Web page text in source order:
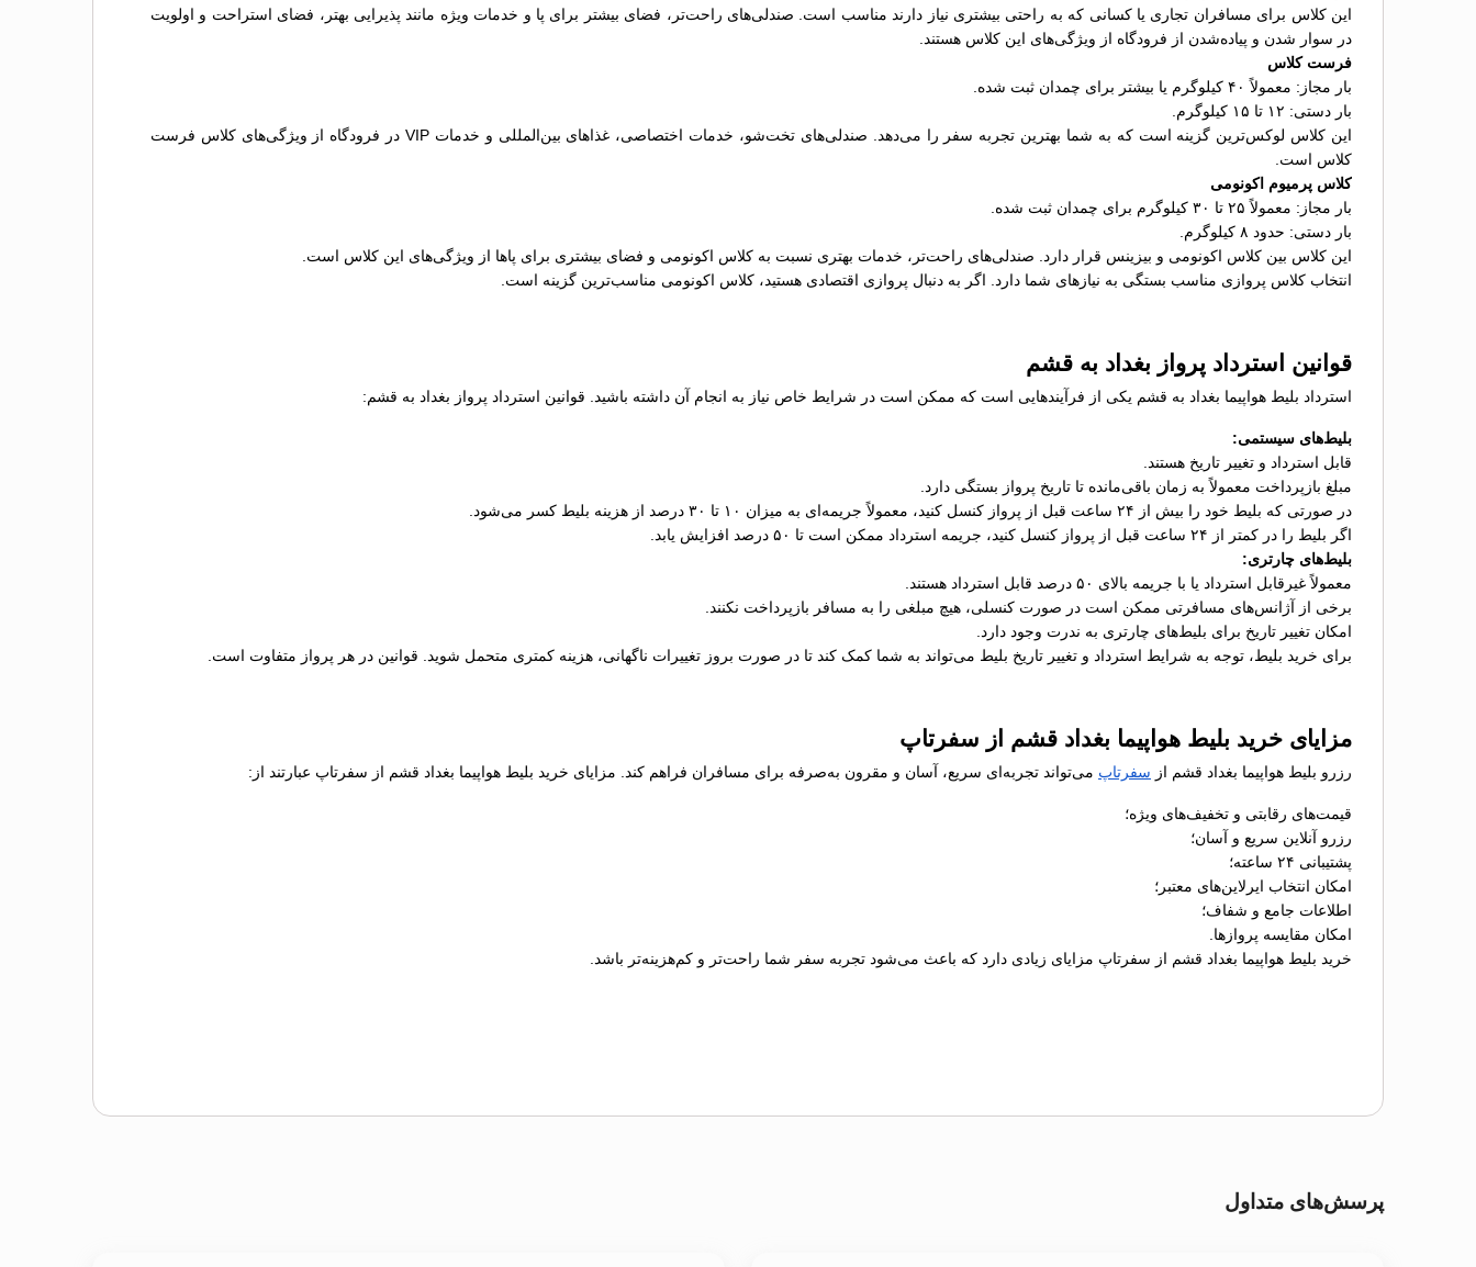
این کلاس برای مسافران تجاری یا کسانی که به راحتی بیشتری نیاز دارند مناسب است. صندلی‌های راحت‌تر، فضای بیشتر برای پا و خدمات ویژه مانند پذیرایی بهتر، فضای استراحت و اولویت
در سوار شدن و پیاده‌شدن از فرودگاه از ویژگی‌های این کلاس هستند.
فرست کلاس
بار مجاز: معمولاً ۴۰ کیلوگرم یا بیشتر برای چمدان ثبت شده.
بار دستی: ۱۲ تا ۱۵ کیلوگرم.
این کلاس لوکس‌ترین گزینه است که به شما بهترین تجربه سفر را می‌دهد. صندلی‌های تخت‌شو، خدمات اختصاصی، غذاهای بین‌المللی و خدمات VIP در فرودگاه از ویژگی‌های کلاس فرست
کلاس است.
کلاس پرمیوم اکونومی
بار مجاز: معمولاً ۲۵ تا ۳۰ کیلوگرم برای چمدان ثبت شده.
بار دستی: حدود ۸ کیلوگرم.
این کلاس بین کلاس اکونومی و بیزینس قرار دارد. صندلی‌های راحت‌تر، خدمات بهتری نسبت به کلاس اکونومی و فضای بیشتری برای پاها از ویژگی‌های این کلاس است.
انتخاب کلاس پروازی مناسب بستگی به نیازهای شما دارد. اگر به دنبال پروازی اقتصادی هستید، کلاس اکونومی مناسب‌ترین گزینه است.
قوانین استرداد پرواز بغداد به قشم
استرداد بلیط هواپیما بغداد به قشم یکی از فرآیندهایی است که ممکن است در شرایط خاص نیاز به انجام آن داشته باشید. قوانین استرداد پرواز بغداد به قشم:
بلیط‌های سیستمی:
قابل استرداد و تغییر تاریخ هستند.
مبلغ بازپرداخت معمولاً به زمان باقی‌مانده تا تاریخ پرواز بستگی دارد.
در صورتی که بلیط خود را بیش از ۲۴ ساعت قبل از پرواز کنسل کنید، معمولاً جریمه‌ای به میزان ۱۰ تا ۳۰ درصد از هزینه بلیط کسر می‌شود.
اگر بلیط را در کمتر از ۲۴ ساعت قبل از پرواز کنسل کنید، جریمه استرداد ممکن است تا ۵۰ درصد افزایش یابد.
بلیط‌های چارتری:
معمولاً غیرقابل استرداد یا با جریمه بالای ۵۰ درصد قابل استرداد هستند.
برخی از آژانس‌های مسافرتی ممکن است در صورت کنسلی، هیچ مبلغی را به مسافر بازپرداخت نکنند.
امکان تغییر تاریخ برای بلیط‌های چارتری به ندرت وجود دارد.
برای خرید بلیط، توجه به شرایط استرداد و تغییر تاریخ بلیط می‌تواند به شما کمک کند تا در صورت بروز تغییرات ناگهانی، هزینه کمتری متحمل شوید. قوانین در هر پرواز متفاوت است.
مزایای خرید بلیط هواپیما بغداد قشم از سفرتاپ
رزرو بلیط هواپیما بغداد قشم از سفرتاپ می‌تواند تجربه‌ای سریع، آسان و مقرون به‌صرفه برای مسافران فراهم کند. مزایای خرید بلیط هواپیما بغداد قشم از سفرتاپ عبارتند از:
قیمت‌های رقابتی و تخفیف‌های ویژه؛
رزرو آنلاین سریع و آسان؛
پشتیبانی ۲۴ ساعته؛
امکان انتخاب ایرلاین‌های معتبر؛
اطلاعات جامع و شفاف؛
امکان مقایسه پروازها.
خرید بلیط هواپیما بغداد قشم از سفرتاپ مزایای زیادی دارد که باعث می‌شود تجربه سفر شما راحت‌تر و کم‌هزینه‌تر باشد.
پرسش‌های متداول